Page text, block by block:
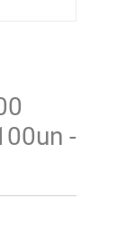
-